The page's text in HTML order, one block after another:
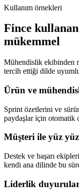
Kullanım örnekleri
Fince
mükemmel
Mühendislik ekibinden
tercih ettiği dilde uyumlu
Ürün ve
Sprint özetlerini ve
paydaşlar için otomatik
Müşteri ile yüz
Destek ve başarı
kendi ana dilinde bu
Liderlik